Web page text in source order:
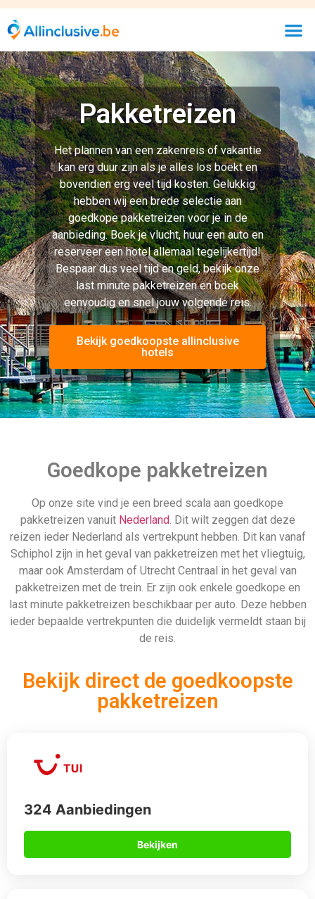
Pakketreizen
Het plannen van een zakenreis of vakantie
kan erg duur zijn als je alles los boekt en
bovendien erg veel tijd kosten. Gelukkig
hebben wij een brede selectie aan
goedkope pakketreizen voor je in de
aanbieding. Boek je vlucht, huur een auto en
reserveer een hotel allemaal tegelijkertijd!
Bespaar dus veel tijd en geld, bekijk onze
last minute pakketreizen en boek
eenvoudig en snel jouw volgende reis.
Bekijk goedkoopste allinclusive
hotels
Goedkope pakketreizen
Op onze site vind je een breed scala aan goedkope
pakketreizen vanuit Nederland. Dit wilt zeggen dat deze
reizen ieder Nederland als vertrekpunt hebben. Dit kan vanaf
Schiphol zijn in het geval van pakketreizen met het vliegtuig,
maar ook Amsterdam of Utrecht Centraal in het geval van
pakketreizen met de trein. Er zijn ook enkele goedkope en
last minute pakketreizen beschikbaar per auto. Deze hebben
ieder bepaalde vertrekpunten die duidelijk vermeldt staan bij
de reis.
Bekijk direct de goedkoopste
pakketreizen
324 Aanbiedingen
Bekijken